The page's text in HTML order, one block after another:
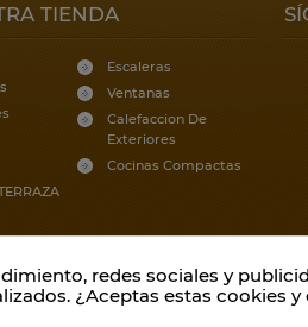
TIENDA
Escaleras
Ventanas
Calefaccion De
Exteriores
Cocinas Compactas
redes sociales y
¿Aceptas estas cookies